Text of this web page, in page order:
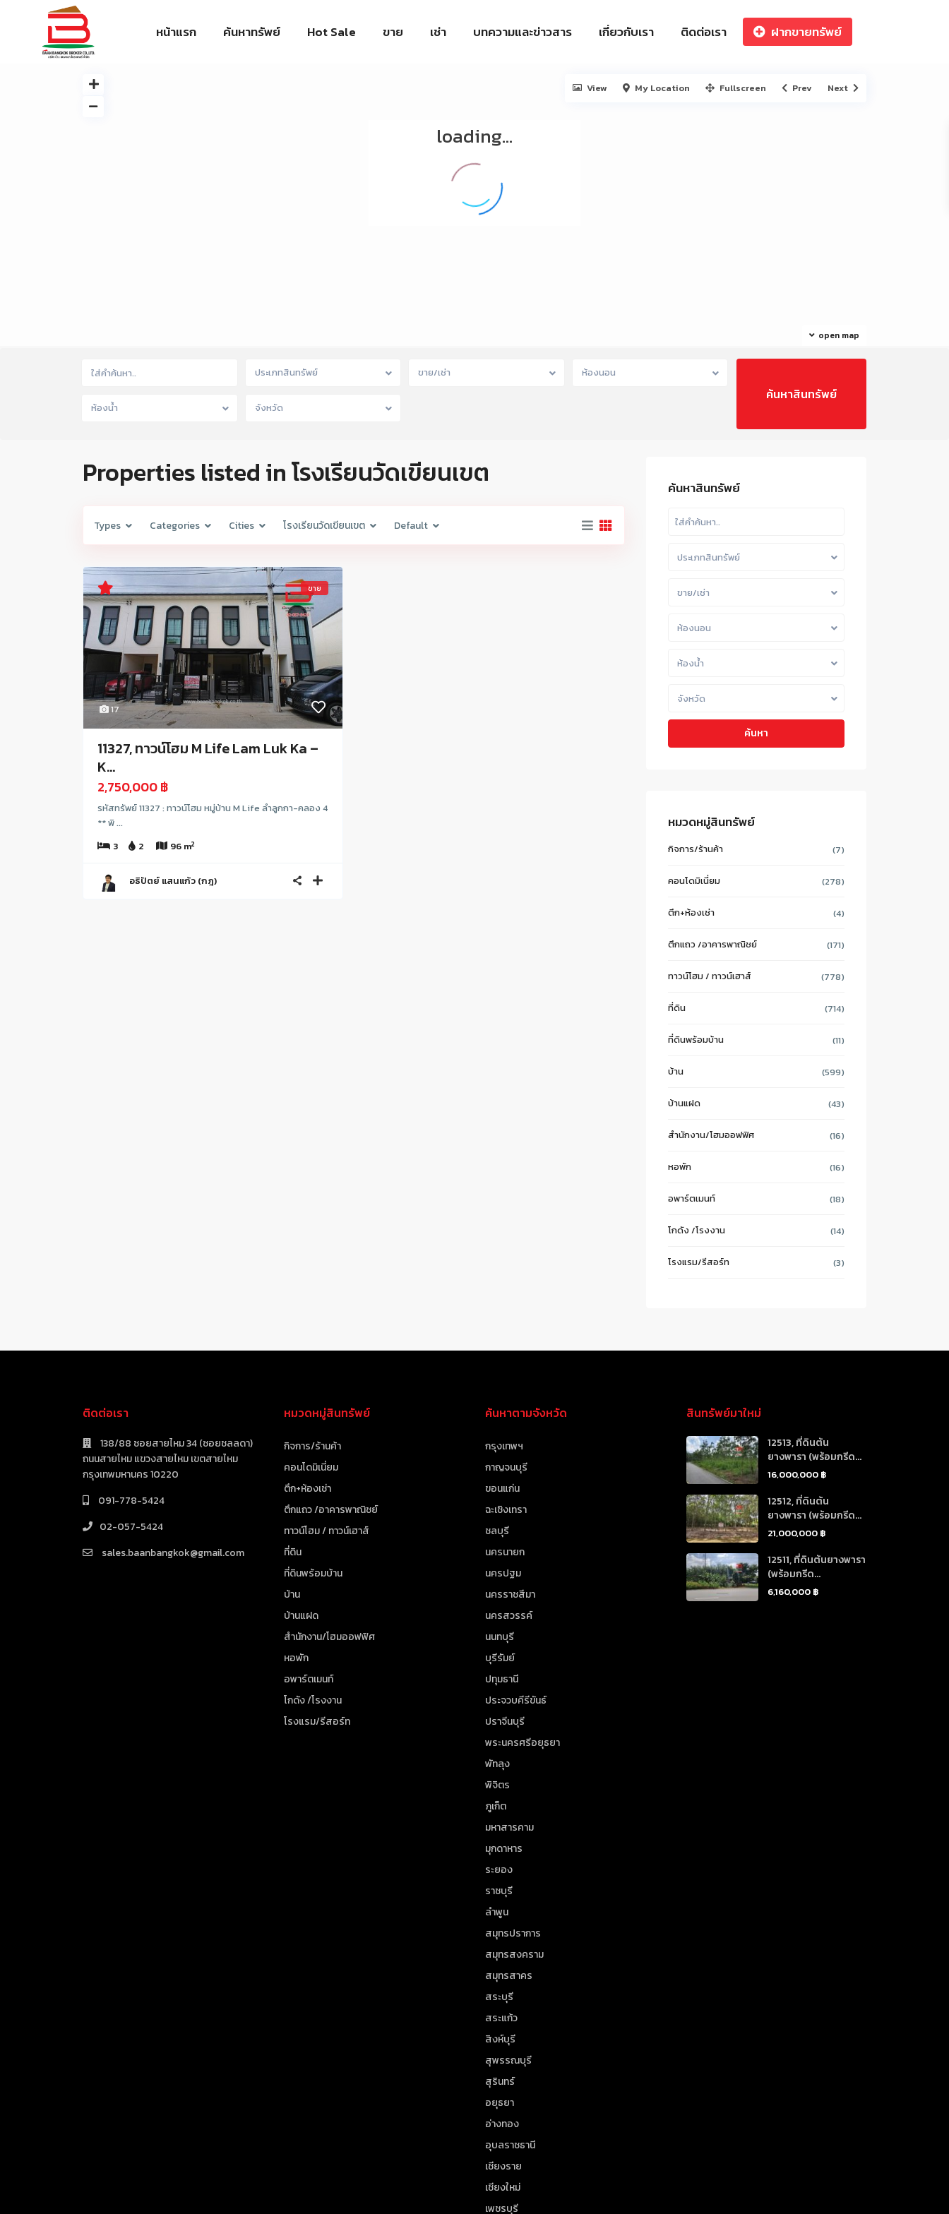
หน้าแรก ค้นหาทรัพย์ Hot Sale ขาย เช่า บทความและข่าวสาร เกี่ยวกับเรา ติดต่อเรา ฝากขายทรัพย์
loading...
open map
View My Location Fullscreen Prev Next
ประเภทสินทรัพย์ ขาย/เช่า ห้องนอน
ห้องน้ำ จังหวัด
Properties listed in โรงเรียนวัดเขียนเขต
Types Categories Cities โรงเรียนวัดเขียนเขต Default
17
ขาย
11327, ทาวน์โฮม M Life Lam Luk Ka –
K...
2,750,000 ฿
รหัสทรัพย์ 11327 : ทาวน์โฮม หมู่บ้าน M Life ลำลูกกา-คลอง 4
** พิ ...
3
2 96 m2
อธิปัตย์ แสนแก้ว (กฎ)
ค้นหาสินทรัพย์
ประเภทสินทรัพย์
ขาย/เช่า
ห้องนอน
ห้องน้ำ
จังหวัด
ค้นหา
หมวดหมู่สินทรัพย์
กิจการ/ร้านค้า (7)
คอนโดมิเนี่ยม (278)
ตึก+ห้องเช่า (4)
ตึกแถว /อาคารพาณิชย์ (171)
ทาวน์โฮม / ทาวน์เฮาส์ (778)
ที่ดิน (714)
ที่ดินพร้อมบ้าน (11)
บ้าน (599)
บ้านแฝด (43)
สำนักงาน/โฮมออฟฟิศ (16)
หอพัก (16)
อพาร์ตเมนท์ (18)
โกดัง /โรงงาน (14)
โรงแรม/รีสอร์ท (3)
ติดต่อเรา
138/88 ซอยสายไหม 34 (ซอยชลลดา)
ถนนสายไหม แขวงสายไหม เขตสายไหม
กรุงเทพมหานคร 10220
091-778-5424
02-057-5424
sales.baanbangkok@gmail.com
หมวดหมู่สินทรัพย์
กิจการ/ร้านค้า
คอนโดมิเนี่ยม
ตึก+ห้องเช่า
ตึกแถว /อาคารพาณิชย์
ทาวน์โฮม / ทาวน์เฮาส์
ที่ดิน
ที่ดินพร้อมบ้าน
บ้าน
บ้านแฝด
สำนักงาน/โฮมออฟฟิศ
หอพัก
อพาร์ตเมนท์
โกดัง /โรงงาน
โรงแรม/รีสอร์ท
ค้นหาตามจังหวัด
กรุงเทพฯ
กาญจนบุรี
ขอนแก่น
ฉะเชิงเทรา
ชลบุรี
นครนายก
นครปฐม
นครราชสีมา
นครสวรรค์
นนทบุรี
บุรีรัมย์
ปทุมธานี
ประจวบคีรีขันธ์
ปราจีนบุรี
พระนครศรีอยุธยา
พัทลุง
พิจิตร
ภูเก็ต
มหาสารคาม
มุกดาหาร
ระยอง
ราชบุรี
ลำพูน
สมุทรปราการ
สมุทรสงคราม
สมุทรสาคร
สระบุรี
สระแก้ว
สิงห์บุรี
สุพรรณบุรี
สุรินทร์
อยุธยา
อ่างทอง
อุบลราชธานี
เชียงราย
เชียงใหม่
เพชรบุรี
สินทรัพย์มาใหม่
12513, ที่ดินต้น
ยางพารา (พร้อมกรีด...
16,000,000 ฿
12512, ที่ดินต้น
ยางพารา (พร้อมกรีด...
21,000,000 ฿
12511, ที่ดินต้นยางพารา
(พร้อมกรีด...
6,160,000 ฿